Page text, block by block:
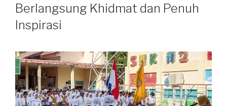
Berlangsung Khidmat dan Penuh
Inspirasi